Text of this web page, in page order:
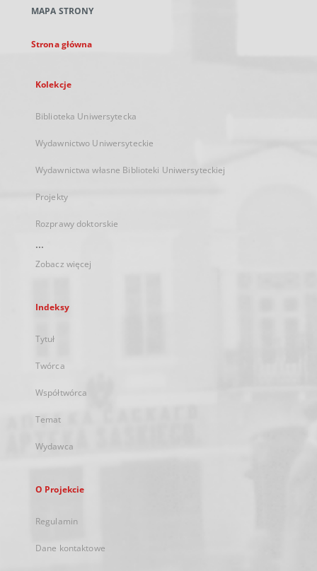
karcie
MAPA STRONY
Strona główna
Kolekcje
Biblioteka Uniwersytecka
Wydawnictwo Uniwersyteckie
Wydawnictwa własne Biblioteki Uniwersyteckiej
Projekty
Rozprawy doktorskie
...
Zobacz więcej
Indeksy
Tytuł
Twórca
Współtwórca
Temat
Wydawca
O Projekcie
Regulamin
Dane kontaktowe